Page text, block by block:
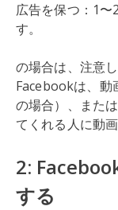
広告を保つ：1〜
す。
の場合は、注意
Facebookは、動
の場合）、また
てくれる人に動
2:
する